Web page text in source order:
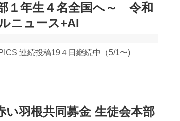
１年生４名全国へ～ 令和
ニュース+AI
連続投稿19４日継続中（5/1〜)
羽根共同募金 生徒会本部